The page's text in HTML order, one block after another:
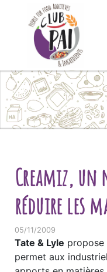
Skip to content
Creamiz,
réduire les
05/11/2009
Tate & Lyle propose
permet aux